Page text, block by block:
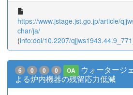
https://www.jstage.jst.go.jp/article/
char/ja/
(info:doi/10.2207/qjjws1943.44.9_771
6 0 0 0 OA
ウォータージ
よる炉内機器の残留応力低減